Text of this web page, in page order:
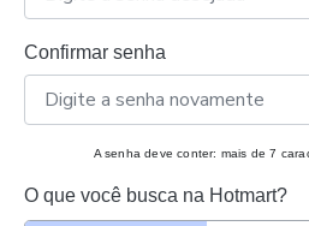
Confirmar senha
A senha deve conter: mais de 7
O que você busca na Hotmart?